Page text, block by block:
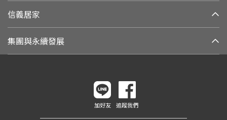
信義居家
集團與永續發展
加好友 追蹤我們